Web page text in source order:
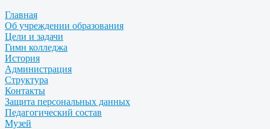
Главная
Об учреждении образования
Цели и задачи
Гимн колледжа
История
Администрация
Структура
Контакты
Защита персональных данных
Педагогический состав
Музей